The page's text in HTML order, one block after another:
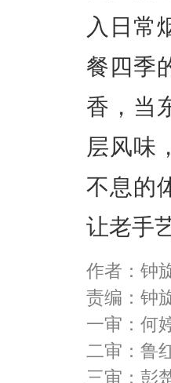
入日常
餐四季
香，当
层风味
不息的
让老手
作者：钟
责编：钟
一审：何
二审：鲁
三审：彭